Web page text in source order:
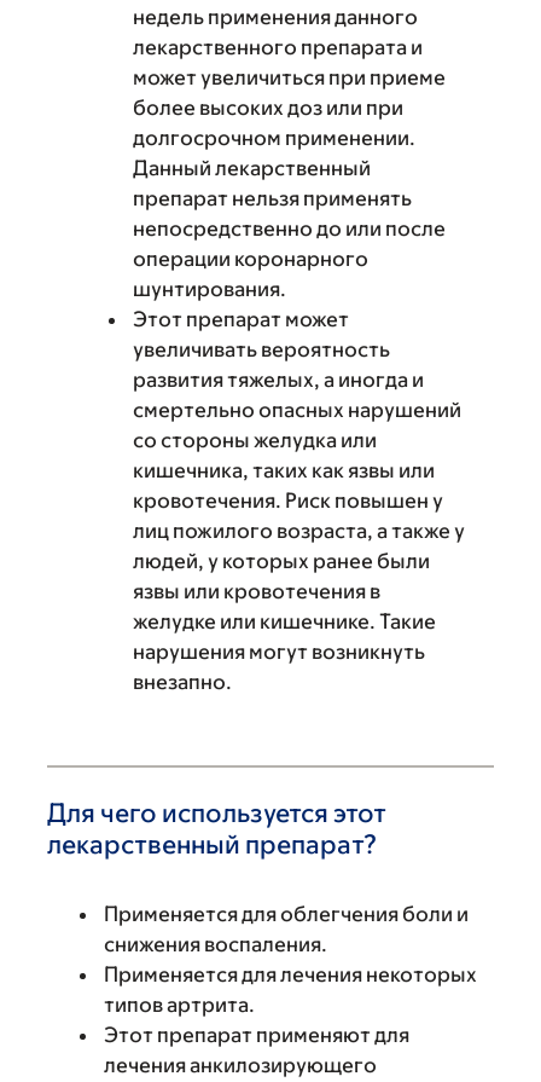
недель применения данного
лекарственного препарата и
может увеличиться при приеме
более высоких доз или при
долгосрочном применении.
Данный лекарственный
препарат нельзя применять
непосредственно до или после
операции коронарного
шунтирования.
Этот препарат может
увеличивать вероятность
развития тяжелых, а иногда и
смертельно опасных нарушений
со стороны желудка или
кишечника, таких как язвы или
кровотечения. Риск повышен у
лиц пожилого возраста, а также у
людей, у которых ранее были
язвы или кровотечения в
желудке или кишечнике. Такие
нарушения могут возникнуть
внезапно.
Для чего используется этот
лекарственный препарат?
Применяется для облегчения боли и
снижения воспаления.
Применяется для лечения некоторых
типов артрита.
Этот препарат применяют для
лечения анкилозирующего